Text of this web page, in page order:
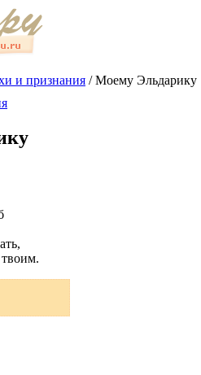
и признания /Моему Эльдарику
твоим.